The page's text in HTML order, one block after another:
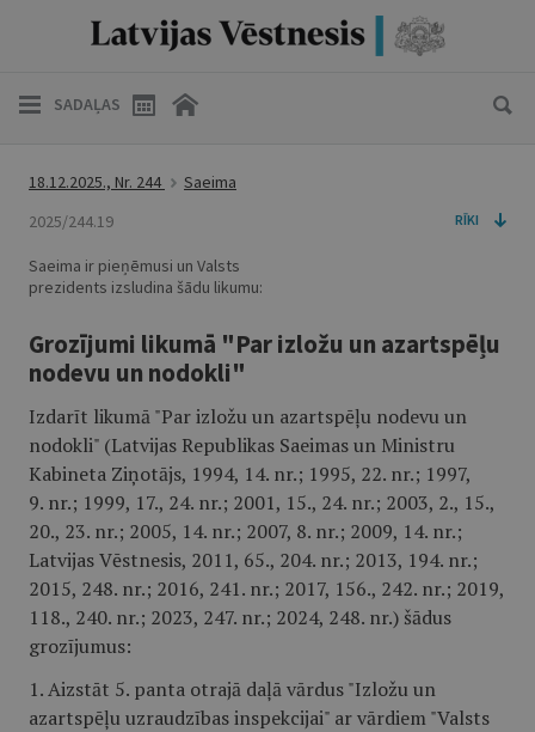
SADAĻAS
18.12.2025., Nr. 244
Saeima
2025/244.19
RĪKI
Saeima ir pieņēmusi un Valsts
prezidents izsludina šādu likumu:
Grozījumi likumā "Par izložu un azartspēļu
nodevu un nodokli"
Izdarīt likumā "Par izložu un azartspēļu nodevu un
nodokli" (Latvijas Republikas Saeimas un Ministru
Kabineta Ziņotājs, 1994, 14. nr.; 1995, 22. nr.; 1997,
9. nr.; 1999, 17., 24. nr.; 2001, 15., 24. nr.; 2003, 2., 15.,
20., 23. nr.; 2005, 14. nr.; 2007, 8. nr.; 2009, 14. nr.;
Latvijas Vēstnesis, 2011, 65., 204. nr.; 2013, 194. nr.;
2015, 248. nr.; 2016, 241. nr.; 2017, 156., 242. nr.; 2019,
118., 240. nr.; 2023, 247. nr.; 2024, 248. nr.) šādus
grozījumus:
1. Aizstāt 5. panta otrajā daļā vārdus "Izložu un
azartspēļu uzraudzības inspekcijai" ar vārdiem "Valsts